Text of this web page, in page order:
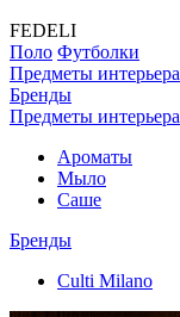
FEDELI
Поло Футболки
Предметы интерьера
Бренды
Предметы интерьера
Ароматы
Мыло
Саше
Бренды
Culti Milano